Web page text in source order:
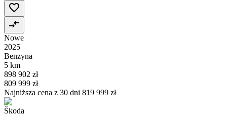
Nowe
2025
Benzyna
5 km
898 902 zł
809 999 zł
Najniższa cena z 30 dni 819 999 zł
Škoda